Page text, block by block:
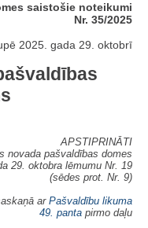
saistošie noteikumi
Nr. 35/2025
2025. gada 29. oktobrī
APSTIPRINĀTI
novada pašvaldības domes
29. oktobra lēmumu Nr. 19
(sēdes prot. Nr. 9)
ar Pašvaldību likuma
49. panta pirmo daļu